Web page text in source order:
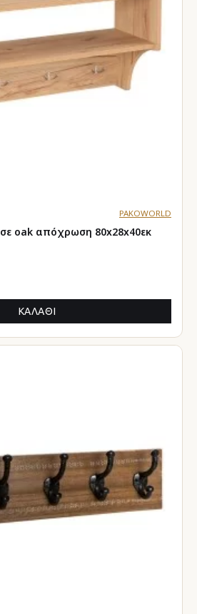
PAKOWORLD
Κρεμάστρα Crosta σε oak απόχρωση 80x28x40εκ
ΚΑΛΆΘΙ